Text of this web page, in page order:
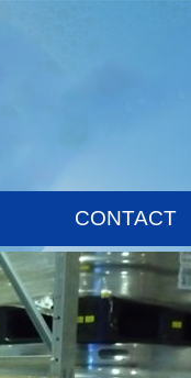
CONTACT